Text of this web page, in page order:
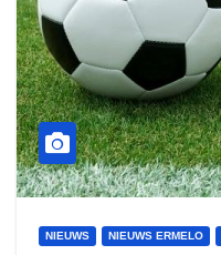
NIEUWS NIEUWS ERMELO